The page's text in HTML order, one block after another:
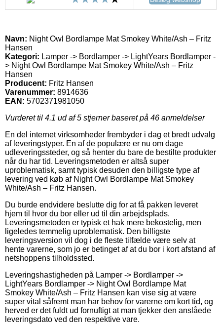
Navn: Night Owl Bordlampe Mat Smokey White/Ash – Fritz
Hansen
Kategori: Lamper -> Bordlamper -> LightYears Bordlamper -
> Night Owl Bordlampe Mat Smokey White/Ash – Fritz
Hansen
Producent: Fritz Hansen
Varenummer: 8914636
EAN: 5702371981050
Vurderet til 4.1 ud af 5 stjerner baseret på 46 anmeldelser
En del internet virksomheder frembyder i dag et bredt udvalg
af leveringstyper. En af de populære er nu om dage
udleveringssteder, og så henter du bare de bestilte produkter
når du har tid. Leveringsmetoden er altså super
uproblematisk, samt typisk desuden den billigste type af
levering ved køb af Night Owl Bordlampe Mat Smokey
White/Ash – Fritz Hansen.
Du burde endvidere beslutte dig for at få pakken leveret
hjem til hvor du bor eller ud til din arbejdsplads.
Leveringsmetoden er typisk et hak mere bekostelig, men
ligeledes temmelig uproblematisk. Den billigste
leveringsversion vil dog i de fleste tilfælde være selv at
hente varerne, som jo er betinget af at du bor i kort afstand af
netshoppens tilholdssted.
Leveringshastigheden på Lamper -> Bordlamper ->
LightYears Bordlamper -> Night Owl Bordlampe Mat
Smokey White/Ash – Fritz Hansen kan vise sig at være
super vital såfremt man har behov for varerne om kort tid, og
herved er det fuldt ud fornuftigt at man tjekker den anslåede
leveringsdato ved den respektive vare.